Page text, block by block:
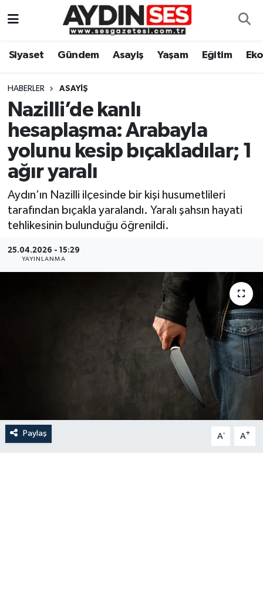
Siyaset Gündem Asayiş Yaşam Eğitim
HABERLER ASAYIŞ
Nazilli’de kanlı
hesaplaşma: Arabayla
yolunu kesip bıçakladılar; 1
ağır yaralı
Aydın’ın Nazilli ilçesinde bir kişi husumetlileri
tarafından bıçakla yaralandı. Yaralı şahsın hayati
tehlikesinin bulunduğu öğrenildi.
25.04.2026 - 15:29
YAYINLANMA
Paylaş A- A+
Gündem
Siyaset
Ekonomi
Eğitim
Kültür Sanat
Spor
Aydın Hava Durumu
Aydin Namaz Vakitleri
Aydın Trafik Yoğunluk Haritası
Süper Lig Puan Durumu ve Fikstür
Tüm Manşetler
Son Dakika Haberleri
Haber Arşivi